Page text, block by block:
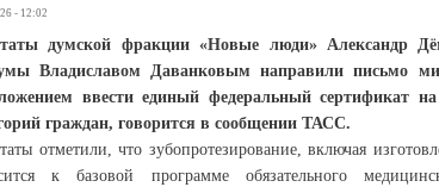
- 12:02
думской фракции «Новые люди» Александр
Владиславом Даванковым направили письмо
ввести единый федеральный сертификат
граждан, говорится в сообщении ТАСС.
отметили, что зубопротезирование, включая
к базовой программе обязательного